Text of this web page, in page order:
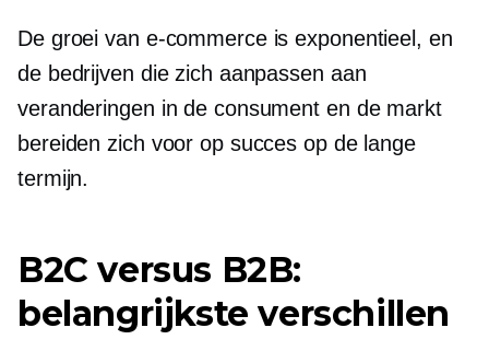
De groei van e-commerce is exponentieel, en
de bedrijven die zich aanpassen aan
veranderingen in de consument en de markt
bereiden zich voor op succes op de lange
termijn.
B2C versus B2B:
belangrijkste verschillen